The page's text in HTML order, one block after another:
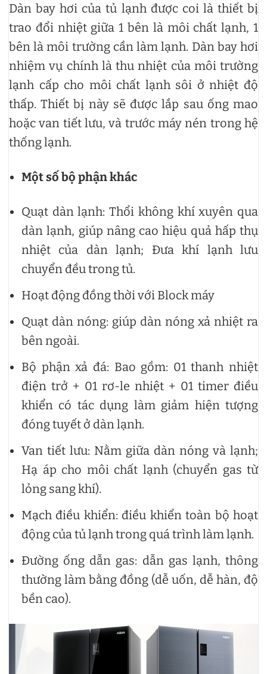
Dàn bay hơi của tủ lạnh được coi là thiết bị
trao đổi nhiệt giữa 1 bên là môi chất lạnh, 1
bên là môi trường cần làm lạnh. Dàn bay hơi
nhiệm vụ chính là thu nhiệt của môi trường
lạnh cấp cho môi chất lạnh sôi ở nhiệt độ
thấp. Thiết bị này sẽ được lắp sau ống mao
hoặc van tiết lưu, và trước máy nén trong hệ
thống lạnh.
Một số bộ phận khác
Quạt dàn lạnh: Thổi không khí xuyên qua
dàn lạnh, giúp nâng cao hiệu quả hấp thụ
nhiệt của dàn lạnh; Đưa khí lạnh lưu
chuyển đều trong tủ.
Hoạt động đồng thời với Block máy
Quạt dàn nóng: giúp dàn nóng xả nhiệt ra
bên ngoài.
Bộ phận xả đá: Bao gồm: 01 thanh nhiệt
điện trở + 01 rơ-le nhiệt + 01 timer điều
khiển có tác dụng làm giảm hiện tượng
đóng tuyết ở dàn lạnh.
Van tiết lưu: Nằm giữa dàn nóng và lạnh;
Hạ áp cho môi chất lạnh (chuyển gas từ
lỏng sang khí).
Mạch điều khiển: điều khiển toàn bộ hoạt
động của tủ lạnh trong quá trình làm lạnh.
Đường ống dẫn gas: dẫn gas lạnh, thông
thường làm bằng đồng (dễ uốn, dễ hàn, độ
bền cao).